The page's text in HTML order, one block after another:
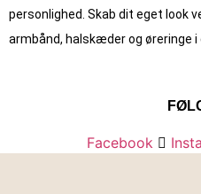
personlighed. Skab dit eget look
armbånd, halskæder og øreringe i
Facebook